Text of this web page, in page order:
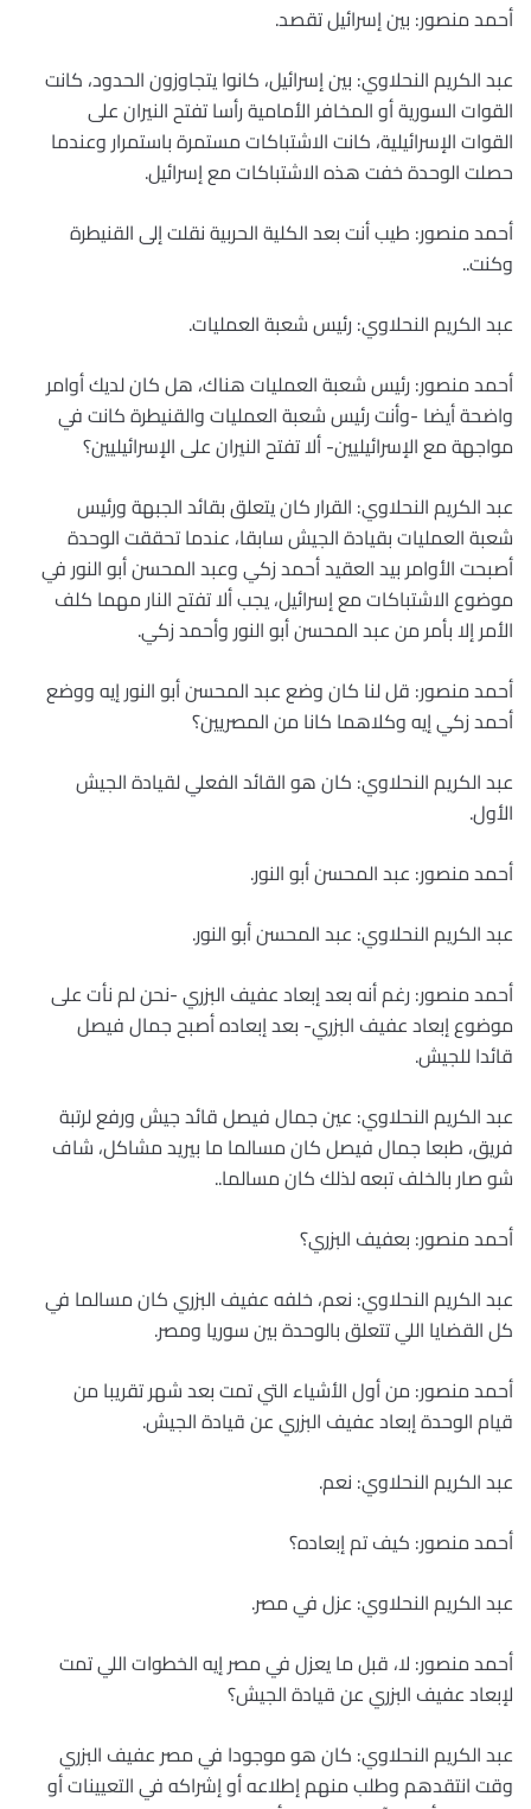
أحمد منصور: بين إسرائيل تقصد.
عبد الكريم النحلاوي: بين إسرائيل، كانوا يتجاوزون الحدود، كانت
القوات السورية أو المخافر الأمامية رأسا تفتح النيران على
القوات الإسرائيلية، كانت الاشتباكات مستمرة باستمرار وعندما
حصلت الوحدة خفت هذه الاشتباكات مع إسرائيل.
أحمد منصور: طيب أنت بعد الكلية الحربية نقلت إلى القنيطرة
وكنت..
عبد الكريم النحلاوي: رئيس شعبة العمليات.
أحمد منصور: رئيس شعبة العمليات هناك، هل كان لديك أوامر
واضحة أيضا -وأنت رئيس شعبة العمليات والقنيطرة كانت في
مواجهة مع الإسرائيليين- ألا تفتح النيران على الإسرائيليين؟
عبد الكريم النحلاوي: القرار كان يتعلق بقائد الجبهة ورئيس
شعبة العمليات بقيادة الجيش سابقا، عندما تحققت الوحدة
أصبحت الأوامر بيد العقيد أحمد زكي وعبد المحسن أبو النور في
موضوع الاشتباكات مع إسرائيل، يجب ألا تفتح النار مهما كلف
الأمر إلا بأمر من عبد المحسن أبو النور وأحمد زكي.
أحمد منصور: قل لنا كان وضع عبد المحسن أبو النور إيه ووضع
أحمد زكي إيه وكلاهما كانا من المصريين؟
عبد الكريم النحلاوي: كان هو القائد الفعلي لقيادة الجيش
الأول.
أحمد منصور: عبد المحسن أبو النور.
عبد الكريم النحلاوي: عبد المحسن أبو النور.
أحمد منصور: رغم أنه بعد إبعاد عفيف البزري -نحن لم نأت على
موضوع إبعاد عفيف البزري- بعد إبعاده أصبح جمال فيصل
قائدا للجيش.
عبد الكريم النحلاوي: عين جمال فيصل قائد جيش ورفع لرتبة
فريق، طبعا جمال فيصل كان مسالما ما بيريد مشاكل، شاف
شو صار بالخلف تبعه لذلك كان مسالما..
أحمد منصور: بعفيف البزري؟
عبد الكريم النحلاوي: نعم، خلفه عفيف البزري كان مسالما في
كل القضايا اللي تتعلق بالوحدة بين سوريا ومصر.
أحمد منصور: من أول الأشياء التي تمت بعد شهر تقريبا من
قيام الوحدة إبعاد عفيف البزري عن قيادة الجيش.
عبد الكريم النحلاوي: نعم.
أحمد منصور: كيف تم إبعاده؟
عبد الكريم النحلاوي: عزل في مصر.
أحمد منصور: لا، قبل ما يعزل في مصر إيه الخطوات اللي تمت
لإبعاد عفيف البزري عن قيادة الجيش؟
عبد الكريم النحلاوي: كان هو موجودا في مصر عفيف البزري
وقت انتقدهم وطلب منهم إطلاعه أو إشراكه في التعيينات أو